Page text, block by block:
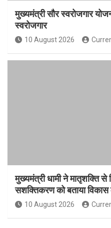
मुख्यमंत्री सौर स्वरोजगार
स्वरोजगार
10 August 2026
मुख्यमंत्री धामी ने मातृशक्ति से
सशक्तिकरण को बताया
10 August 2026